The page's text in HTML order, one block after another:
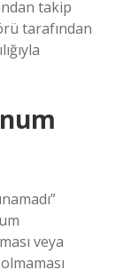
takip
tarafından
veya